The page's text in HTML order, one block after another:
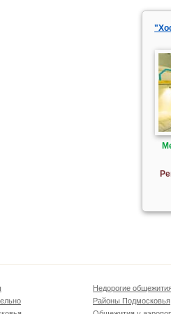
Недорогие
Районы Подмосковья